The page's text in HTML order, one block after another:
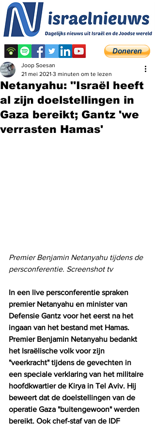
Netanyahu: ''Israël heeft
al zijn doelstellingen in
Gaza bereikt; Gantz 'we
verrasten Hamas'
Joop Soesan
21 mei 2021 3 minuten om te lezen
Premier Benjamin Netanyahu tijdens de
persconferentie. Screenshot tv
In een live persconferentie spraken
premier Netanyahu en minister van
Defensie Gantz voor het eerst na het
ingaan van het bestand met Hamas.
Premier Benjamin Netanyahu bedankt
het Israëlische volk voor zijn
"veerkracht" tijdens de gevechten in
een speciale verklaring van het militaire
hoofdkwartier de Kirya in Tel Aviv. Hij
beweert dat de doelstellingen van de
operatie Gaza "buitengewoon" werden
bereikt. Ook chef-staf van de IDF